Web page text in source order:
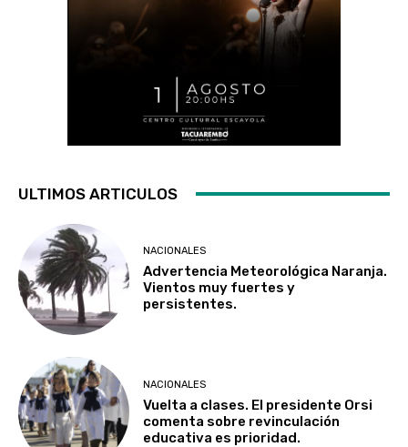
ULTIMOS ARTICULOS
NACIONALES
Advertencia Meteorológica Naranja.
Vientos muy fuertes y
persistentes.
NACIONALES
Vuelta a clases. El presidente Orsi
comenta sobre revinculación
educativa es prioridad.